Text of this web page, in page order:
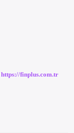
https://finplus.com.tr